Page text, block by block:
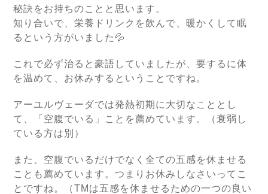
秘訣をお持ちのことと思います。
知り合いで、栄養ドリンクを飲んで、暖かくして眠
るという方がいました💦
これで必ず治ると豪語していましたが、要するに体
を温めて、お休みするということですね。
アーユルヴェーダでは発熱初期に大切なこととし
て、「空腹でいる」ことを薦めています。（衰弱し
ている方は別）
また、空腹でいるだけでなく全ての五感を休ませる
ことも薦めています。つまりお休みしなさいってこ
とですね。（TMは五感を休ませるための一つの良い